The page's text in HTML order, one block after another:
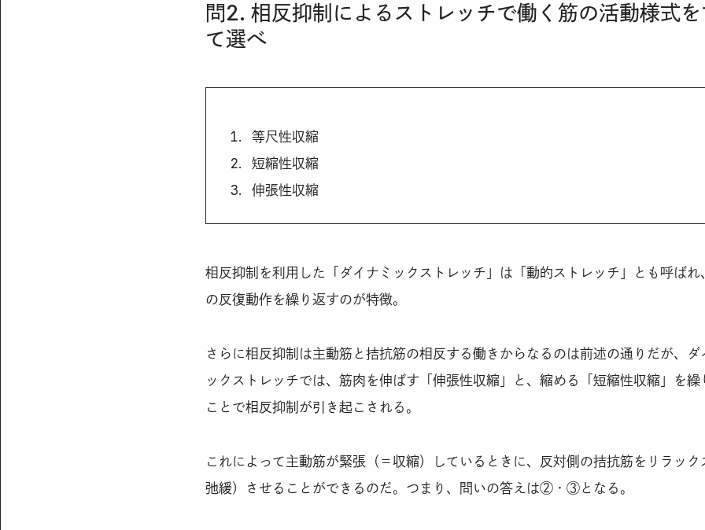
問2. 相反抑制によるストレッチで働く筋の活動様式
て選べ
等尺性収縮
短縮性収縮
伸張性収縮
相反抑制を利用した「ダイナミックストレッチ」は「動的ストレッチ」とも呼ばれ
の反復動作を繰り返すのが特徴。
さらに相反抑制は主動筋と拮抗筋の相反する働きからなるのは前述の通りだが、ダ
ックストレッチでは、筋肉を伸ばす「伸張性収縮」と、縮める「短縮性収縮」を繰
ことで相反抑制が引き起こされる。
これによって主動筋が緊張（＝収縮）しているときに、反対側の拮抗筋をリラック
弛緩）させることができるのだ。つまり、問いの答えは②・③となる。